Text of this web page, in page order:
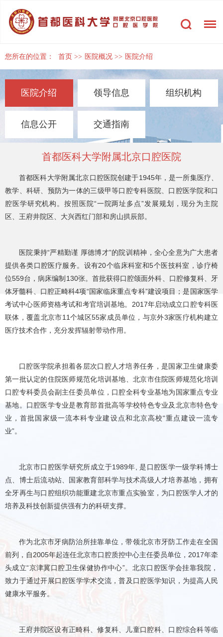
您所在的位置： 首页 >> 医院概况 >> 医院介绍
医院介绍 领导信息 组织机构
信息公开 交通指南
首都医科大学附属北京口腔医院
首都医科大学附属北京口腔医院创建于1945年，是一所集医疗、
教学、科研、预防为一体的三级甲等口腔专科医院、口腔医学院和口
腔医学研究机构。按照医院“一院两址多点”发展规划，现分为主院
区、王府井院区、大兴西红门部和房山拱辰部。
医院秉持“严精勤谨 厚德博才”的院训精神，全心全意为广大患者
提供各类口腔医疗服务。设有20个临床科室和5个医技科室，诊疗椅
位559台，病床编制130张。首批获得口腔颌面外科、口腔修复科、牙
体牙髓科、口腔正畸科4项“国家临床重点专科”建设项目；是国家医学
考试中心医师资格考试和考官培训基地。2017年启动成立口腔专科医
联体，覆盖北京市11个城区55家成员单位，与京外3家医疗机构建立
医疗技术合作，充分发挥辐射带动作用。
口腔医学院承担着各层次口腔人才培养任务，是国家卫生健康委
第一批认定的住院医师规范化培训基地、北京市住院医师规范化培训
口腔专科委员会副主任委员单位，口腔全科专业基地为国家重点专业
基地。口腔医学专业是教育部首批高等学校特色专业及北京市特色专
业，首批国家级一流本科专业建设点和北京高校“重点建设一流专
业”。
北京市口腔医学研究所成立于1989年, 是口腔医学一级学科博士
点、博士后流动站、国家教育部科学与技术高级人才培养基地，拥有
全牙再生与口腔组织功能重建北京市重点实验室，为口腔医学人才的
培养及科技创新提供强有力的科研支撑。
作为北京市牙病防治所挂靠单位，带领北京市牙防工作走在全国
前列，自2005年起连任北京市口腔质控中心主任委员单位，2017年牵
头成立“京津冀口腔卫生保健协作中心”。北京口腔医学会挂靠我院，
致力于通过开展口腔医学学术交流，普及口腔医学知识，为提高人民
健康水平服务。
王府井院区设有正畸科、修复科、儿童口腔科、口腔综合科等临